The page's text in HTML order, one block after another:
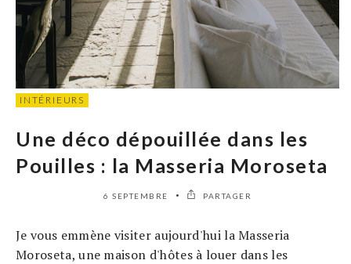
INTÉRIEURS
Une déco dépouillée dans les
Pouilles : la Masseria Moroseta
6 SEPTEMBRE PARTAGER
Je vous emmène visiter aujourd'hui la Masseria
Moroseta, une maison d'hôtes à louer dans les